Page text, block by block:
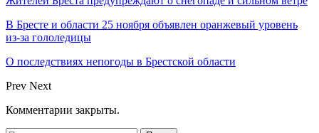
В Бресте и области 25 ноября объявлен оранжевый уровень
из-за гололедицы
О последствиях непогоды в Брестской области
Prev Next
Комментарии закрыты.